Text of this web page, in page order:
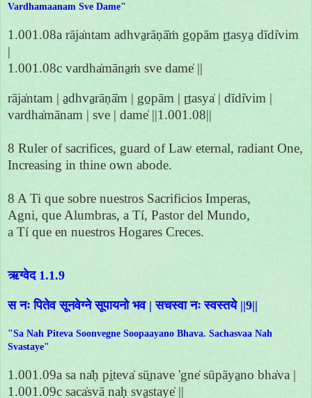
Vardhamaanam Sve Dame"
1.001.08a rāja̍ntam adhva̱rāṇā̍ṁ go̱pām ṛ̱tasya̱ dīdi̍vim
|
1.001.08c vardha̍māna̱ṁ sve dame̍ ||
rāja̍ntam | a̱dhva̱rāṇā̍m | go̱pām | ṛ̱tasya̍ | dīdi̍vim |
vardha̍mānam | sve | dame̍ ||1.001.08||
8 Ruler of sacrifices, guard of Law eternal, radiant One,
Increasing in thine own abode.
8 A Ti que sobre nuestros Sacrificios Imperas,
Agni, que Alumbras, a Tí, Pastor del Mundo,
a Tí que en nuestros Hogares Creces.
ऋग्वेद 1.1.9
स नः पितेव सूनवेग्ने सूपायनो भव | सचस्वा नः स्वस्तये ||9||
"Sa Nah Piteva Soonvegne Soopaayano Bhava. Sachasvaa Nah
Svastaye"
1.001.09a sa na̍ḥ pi̱teva̍ sū̱nave 'gne̍ sūpāya̱no bha̍va |
1.001.09c saca̍svā naḥ sva̱staye̍ ||